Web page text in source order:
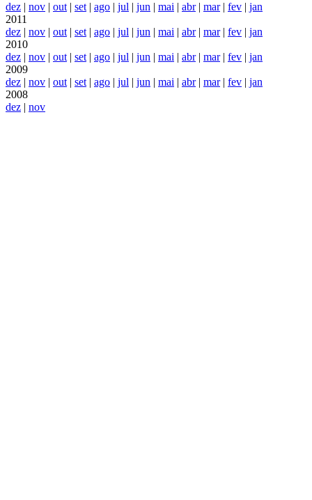
dez
nov out| set| ago jul jun mai abr| mar| fev
jan
2011
dez
nov out| set| ago jul jun mai abr| mar| fev
jan
2010
dez
nov out| set| ago jul jun mai abr| mar| fev
jan
2009
dez
nov out| set| ago jul jun mai abr| mar| fev
jan
2008
dez
nov